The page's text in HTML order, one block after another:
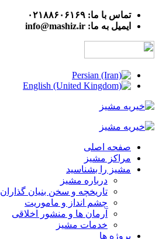
تماس با ما: ۰۲۱۸۸۶۰۶۱۶۹
ایمیل به ما: info@mashiz.ir
صفحه اصلی
مراکز مشیز
مشیز را بشناسید
درباره مشیز
تاریخچه و سخن بنیان گذاران
چشم انداز و ماموریت
آرمان ها و منشور اخلاقی
خدمات مشیز
پروژه ها